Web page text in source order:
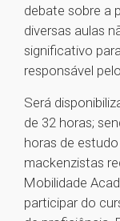
debate sobre a
diversas aulas
significativo
responsável
Será
de 32 horas;
horas de
mackenzistas
Mobilidade
participar do